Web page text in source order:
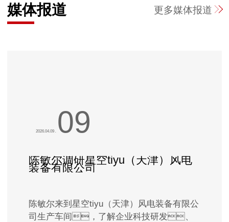
媒体报道 更多媒体报道
2026.04.09 09
陈敏尔调研星空tiyu（天津）风电
装备有限公司
陈敏尔来到星空tiyu（天津）风电装备有限公
司生产车间，了解企业科技研发、